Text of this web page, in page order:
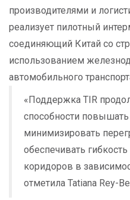
производителями и
реализует пилотный
соединяющий Китай со
использованием
автомобильного
«Поддержка TIR
способности повышать
минимизировать
обеспечивать
коридоров в
отметила Tatiana Rey-